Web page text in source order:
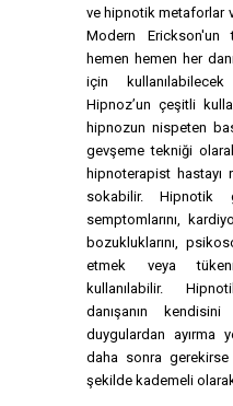
ve hipnotik metaforlar
Modern Erickson'un
hemen hemen her
için
Hipnoz’un çeşitli
hipnozun nispeten
gevşeme tekniği
hipnoterapist hastayı
sokabilir. Hipnotik
semptomlarını,
bozukluklarını,
etmek veya
kullanılabilir.
danışanın
duygulardan ayırma
daha sonra
şekilde kademeli